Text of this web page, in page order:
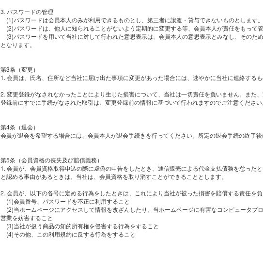
3. パスワードの管理
(1)パスワードは会員本人のみが利用できるものとし、第三者に譲渡・貸与できないものとします。
(2)パスワードは、他人に知られることがないよう定期的に変更する等、会員本人が責任をもって管
(3)パスワードを用いて当社に対して行われた意思表示は、会員本人の意思表示とみなし、そのた
となります。
第3条（変更）
1. 会員は、氏名、住所など当社に届け出た事項に変更があった場合には、速やかに当社に連絡するも
2. 変更登録がなされなかったことにより生じた損害について、当社は一切責任を負いません。また
登録前にすでに手続がなされた取引は、変更登録前の情報に基づいて行われますのでご注意ください
第4条（退会）
会員が退会を希望する場合には、会員本人が退会手続きを行ってください。所定の退会手続の終了後
第5条（会員資格の喪失及び賠償義務）
1. 会員が、会員資格取得申込の際に虚偽の申告をしたとき、通信販売による代金支払債務を怠った
と認める事由があるときは、当社は、会員資格を取り消すことができることとします。
2. 会員が、以下の各号に定める行為をしたときは、これにより当社が被った損害を賠償する責任を負
(1)会員番号、パスワードを不正に利用すること
(2)当ホームページにアクセスして情報を改ざんしたり、当ホームページに有害なコンピュータプ
営業を妨害すること
(3)当社が扱う商品の知的所有権を侵害する行為をすること
(4)その他、この利用規約に反する行為をすること